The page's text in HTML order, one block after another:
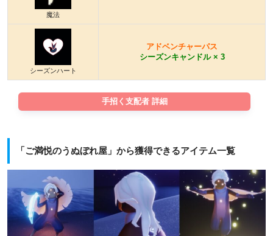
魔法
シーズンハート
アドベンチャーパス
シーズンキャンドル × 3
手招く支配者 詳細
「ご満悦のうぬぼれ屋」から獲得できるアイテム一覧